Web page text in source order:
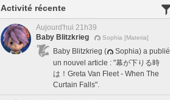
Activité récente
Aujourd'hui 21h39
Baby Blitzkrieg
Sophia [Materia]
Baby Blitzkrieg (
Sophia) a publié
un nouvel article : "幕が下りる時
は！Greta Van Fleet - When The
Curtain Falls".